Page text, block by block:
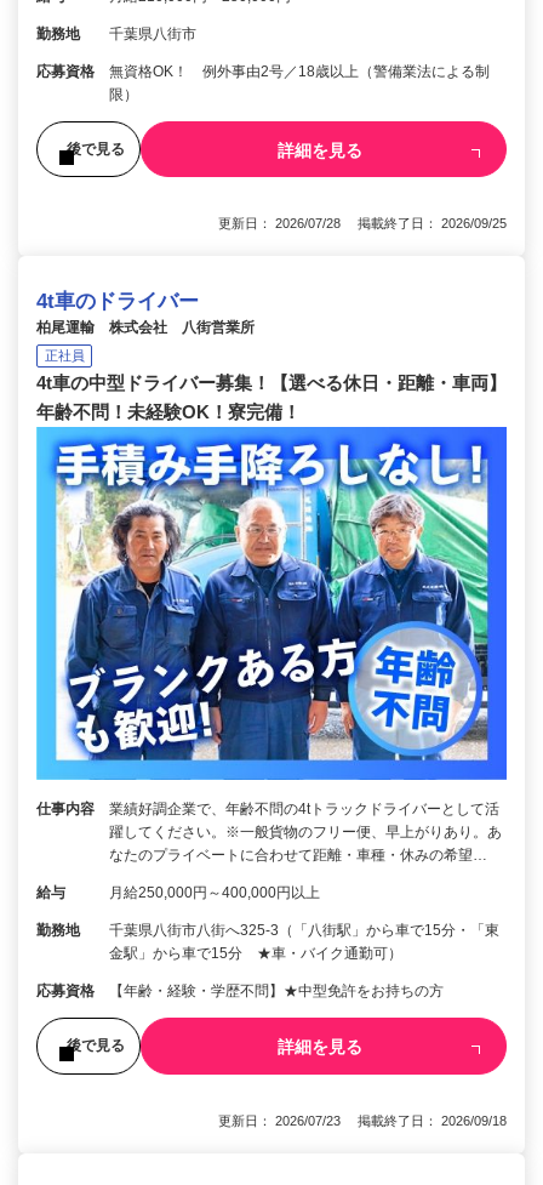
勤務地 千葉県八街市
応募資格
無資格OK！ 例外事由2号／18歳以上（警備業法による制
限）
後で見る 詳細を見る
更新日： 2026/07/28 掲載終了日： 2026/09/25
4t車のドライバー
柏尾運輸 株式会社 八街営業所
正社員
4t車の中型ドライバー募集！【選べる休日・距離・車両】
年齢不問！未経験OK！寮完備！
仕事内容
業績好調企業で、年齢不問の4tトラックドライバーとして活
躍してください。※一般貨物のフリー便、早上がりあり。あ
なたのプライベートに合わせて距離・車種・休みの希望…
給与 月給250,000円～400,000円以上
勤務地
千葉県八街市八街へ325-3（「八街駅」から車で15分・「東
金駅」から車で15分 ★車・バイク通勤可）
応募資格 【年齢・経験・学歴不問】★中型免許をお持ちの方
後で見る 詳細を見る
更新日： 2026/07/23 掲載終了日： 2026/09/18